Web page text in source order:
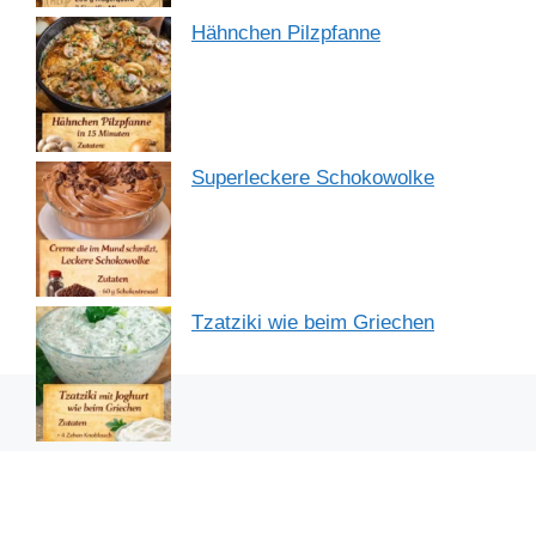
Hähnchen Pilzpfanne
Superleckere Schokowolke
Tzatziki wie beim Griechen